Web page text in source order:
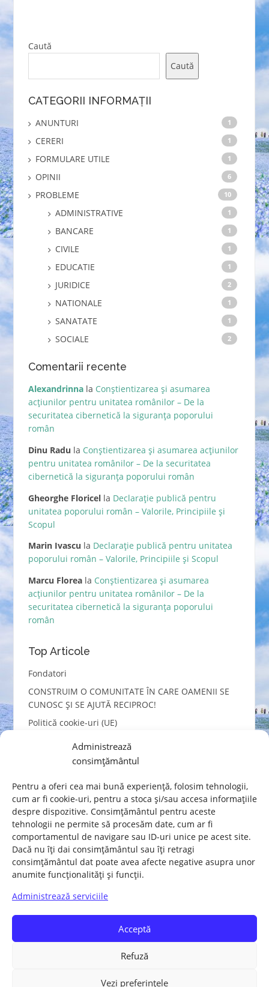
Administrează
consimțământul
Pentru a oferi cea mai bună experiență, folosim tehnologii,
cum ar fi cookie-uri, pentru a stoca și/sau accesa informațiile
despre dispozitive. Consimțământul pentru aceste
tehnologii ne permite să procesăm date, cum ar fi
comportamentul de navigare sau ID-uri unice pe acest site.
Dacă nu îți dai consimțământul sau îți retragi
consimțământul dat poate avea afecte negative asupra unor
anumite funcționalități și funcții.
Administrează serviciile
Acceptă
Refuză
Vezi preferințele
Caută
Caută
CATEGORII INFORMAȚII
ANUNTURI 1
CERERI 1
FORMULARE UTILE 1
OPINII 6
PROBLEME 10
ADMINISTRATIVE 1
BANCARE 1
CIVILE 1
EDUCATIE 1
JURIDICE 2
NATIONALE 1
SANATATE 1
SOCIALE 2
Comentarii recente
Alexandrinnala Conștientizarea și asumarea
acțiunilor pentru unitatea românilor – De la
securitatea cibernetică la siguranța poporului
român
Dinu Radu la Conștientizarea și asumarea acțiunilor
pentru unitatea românilor – De la securitatea
cibernetică la siguranța poporului român
Gheorghe Floricella Declarație publică pentru
unitatea poporului român – Valorile, Principiile și
Scopul
Marin Ivascu la Declarație publică pentru unitatea
poporului român – Valorile, Principiile și Scopul
Marcu Floreala Conștientizarea și asumarea
acțiunilor pentru unitatea românilor – De la
securitatea cibernetică la siguranța poporului
român
Top Articole
Fondatori
CONSTRUIM O COMUNITATE ÎN CARE OAMENII SE
CUNOSC ȘI SE AJUTĂ RECIPROC!
Politică cookie-uri (UE)
Conștientizarea și asumarea acțiunilor pentru
unitatea românilor – De la securitatea cibernetică la
siguranța poporului român
APA CASNICĂ vs CALITATE + PREȚ
oferit deWassUp
Acasă REGULAMENT
SOLIDARIZARE
IMPLICARE – DONATII
PROBLEME. Toate drepturile rezervate.